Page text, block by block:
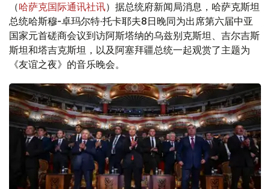
（哈萨克国际通讯社讯）据总统府新闻局消息，哈萨克斯坦
总统哈斯穆-卓玛尔特·托卡耶夫8日晚同为出席第六届中亚
国家元首磋商会议到访阿斯塔纳的乌兹别克斯坦、吉尔吉斯
斯坦和塔吉克斯坦，以及阿塞拜疆总统一起观赏了主题为
《友谊之夜》的音乐晚会。